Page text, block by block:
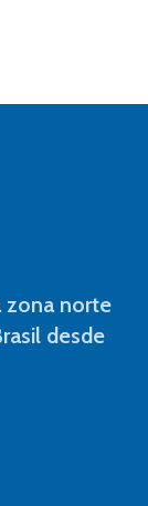
zona norte
desde